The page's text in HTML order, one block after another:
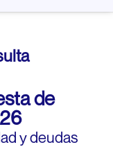
de
y deudas